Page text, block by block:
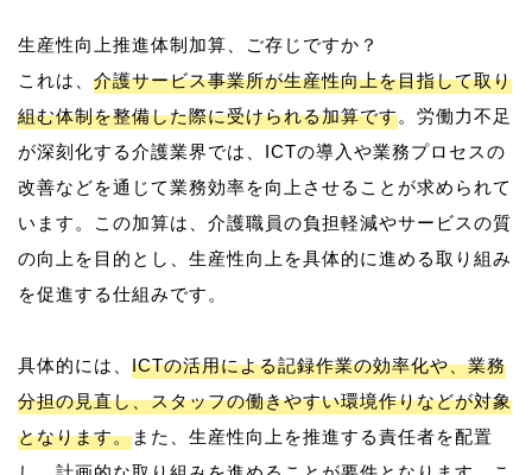
生産性向上推進体制加算、ご存じですか？
これは、 介護サービス事業所が生産性向上を目指して取り
組む体制を整備した際に受けられる加算です。労働力不足
が深刻化する介護業界では、ICTの導入や業務プロセスの
改善などを通じて業務効率を向上させることが求められて
います。この加算は、介護職員の負担軽減やサービスの質
の向上を目的とし、生産性向上を具体的に進める取り組み
を促進する仕組みです。
具体的には、 ICTの活用による記録作業の効率化や、業務
分担の見直し、スタッフの働きやすい環境作りなどが対象
となります。また、生産性向上を推進する責任者を配置